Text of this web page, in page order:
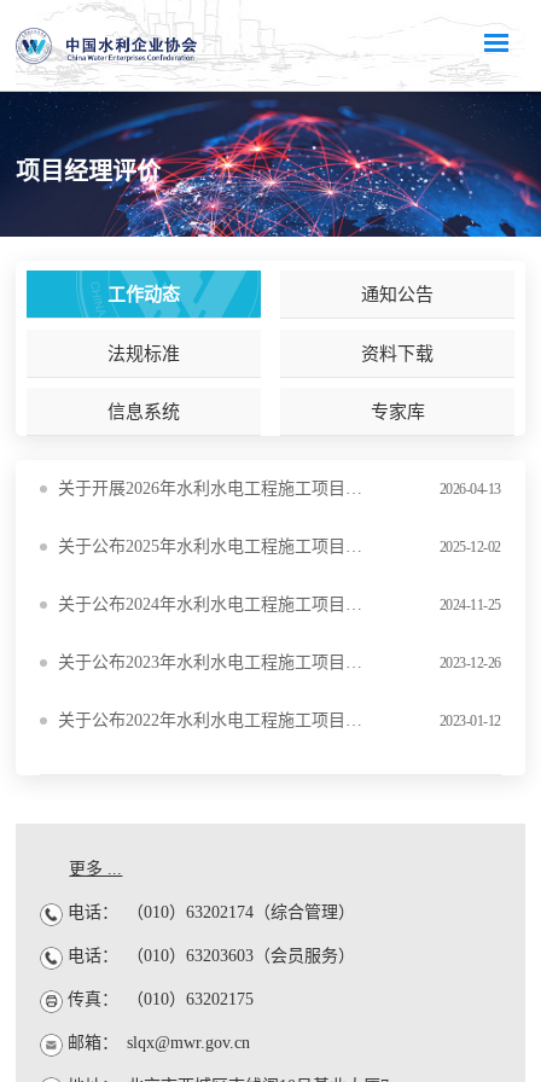
项目经理评价
工作动态 通知公告
法规标准 资料下载
信息系统 专家库
关于开展2026年水利水电工程施工项目经理评价工作的通知 2026-04-13
关于公布2025年水利水电工程施工项目经理评价结果的通知 2025-12-02
关于公布2024年水利水电工程施工项目经理评价结果的通知 2024-11-25
关于公布2023年水利水电工程施工项目经理评价结果的通知 2023-12-26
关于公布2022年水利水电工程施工项目经理评价结果的通知 2023-01-12
更多 ...
电话： （010）63202174（综合管理）
电话： （010）63203603（会员服务）
传真： （010）63202175
邮箱： slqx@mwr.gov.cn